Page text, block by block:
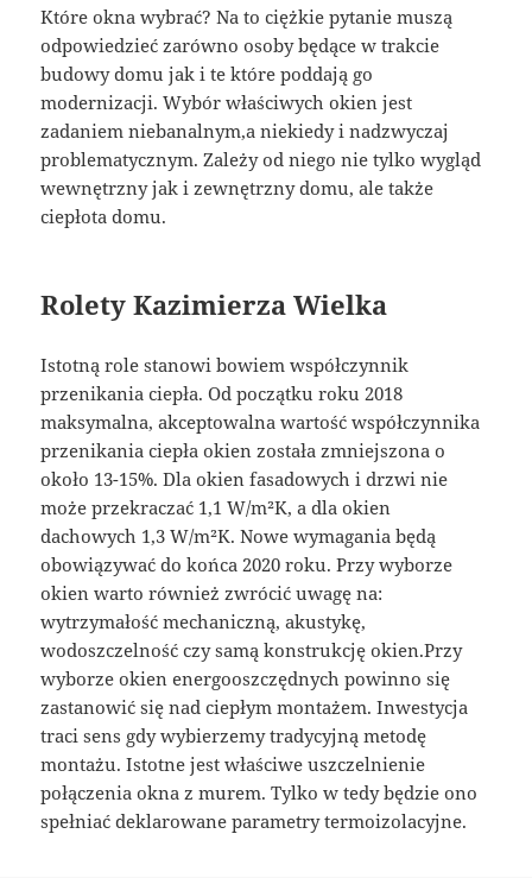
Które okna wybrać? Na to ciężkie pytanie muszą
odpowiedzieć zarówno osoby będące w trakcie
budowy domu jak i te które poddają go
modernizacji. Wybór właściwych okien jest
zadaniem niebanalnym,a niekiedy i nadzwyczaj
problematycznym. Zależy od niego nie tylko wygląd
wewnętrzny jak i zewnętrzny domu, ale także
ciepłota domu.
Rolety Kazimierza Wielka
Istotną role stanowi bowiem współczynnik
przenikania ciepła. Od początku roku 2018
maksymalna, akceptowalna wartość współczynnika
przenikania ciepła okien została zmniejszona o
około 13-15%. Dla okien fasadowych i drzwi nie
może przekraczać 1,1 W/m²K, a dla okien
dachowych 1,3 W/m²K. Nowe wymagania będą
obowiązywać do końca 2020 roku. Przy wyborze
okien warto również zwrócić uwagę na:
wytrzymałość mechaniczną, akustykę,
wodoszczelność czy samą konstrukcję okien.Przy
wyborze okien energooszczędnych powinno się
zastanowić się nad ciepłym montażem. Inwestycja
traci sens gdy wybierzemy tradycyjną metodę
montażu. Istotne jest właściwe uszczelnienie
połączenia okna z murem. Tylko w tedy będzie ono
spełniać deklarowane parametry termoizolacyjne.